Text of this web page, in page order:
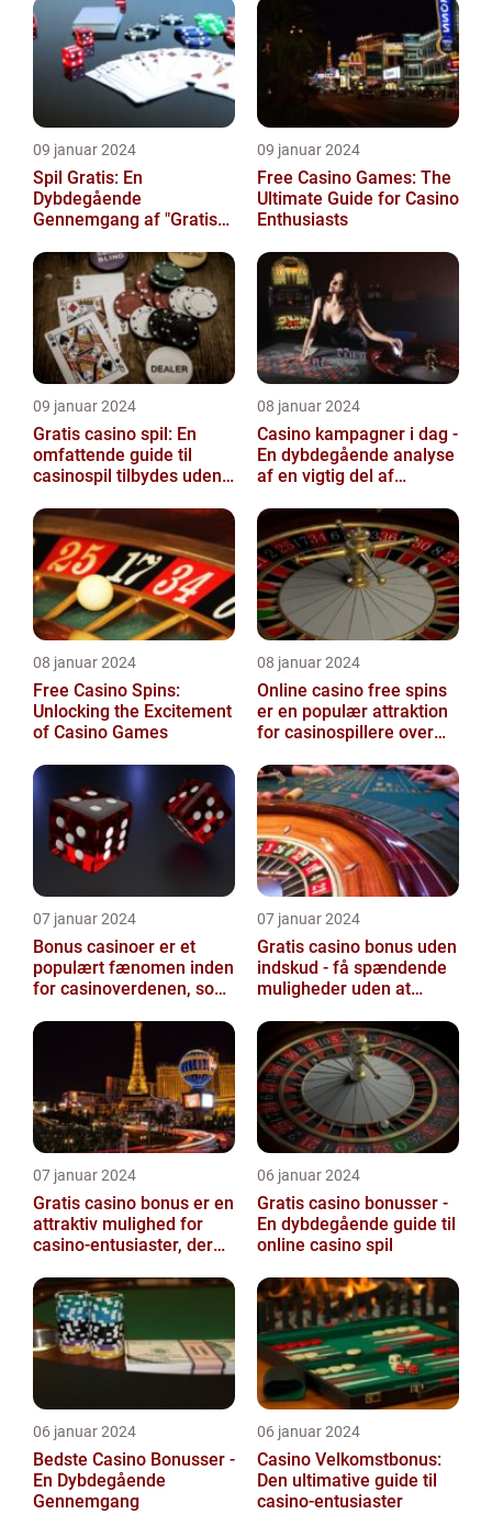
casino- og spilverdenen
09 januar 2024
Spil Gratis: En
Dybdegående
Gennemgang af "Gratis
09 januar 2024
Free Casino Games: The
Ultimate Guide for Casino
Enthusiasts
09 januar 2024
Gratis casino spil: En
omfattende guide til
casinospil tilbydes uden
08 januar 2024
Casino kampagner i dag -
En dybdegående analyse
af en vigtig del af
08 januar 2024
Free Casino Spins:
Unlocking the Excitement
of Casino Games
08 januar 2024
Online casino free spins
er en populær attraktion
for casinospillere over
07 januar 2024
Bonus casinoer er et
populært fænomen inden
for casinoverdenen, som
ekstraordi...
07 januar 2024
Gratis casino bonus uden
indskud - få spændende
muligheder uden at
07 januar 2024
Gratis casino bonus er en
attraktiv mulighed for
casino-entusiaster, der
og...
06 januar 2024
Gratis casino bonusser -
En dybdegående guide til
online casino spil
06 januar 2024
Bedste Casino Bonusser -
En Dybdegående
Gennemgang
06 januar 2024
Casino Velkomstbonus:
Den ultimative guide til
casino-entusiaster